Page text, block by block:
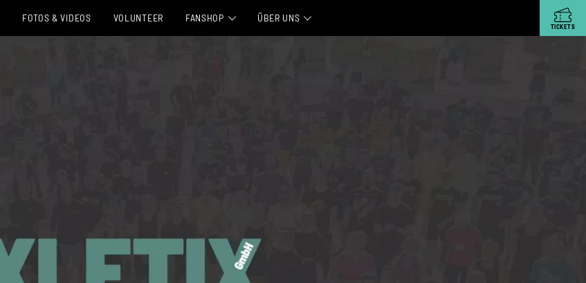
FOTOS & VIDEOS VOLUNTEER FANSHOP ÜBER UNS
TICKETS